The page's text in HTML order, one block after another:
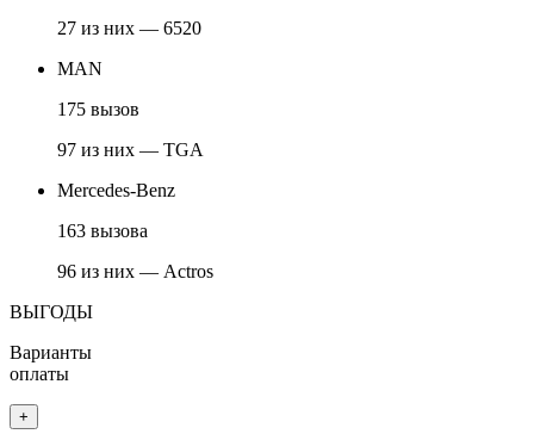
27 из них — 6520
MAN
175 вызов
97 из них — TGA
Mercedes-Benz
163 вызова
96 из них — Actros
ВЫГОДЫ
Варианты
оплаты
+